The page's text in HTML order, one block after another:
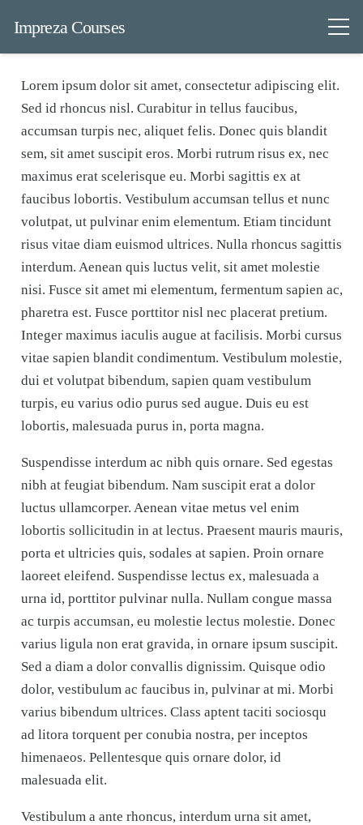
Impreza Courses
Lorem ipsum dolor sit amet, consectetur adipiscing elit.
Sed id rhoncus nisl. Curabitur in tellus faucibus,
accumsan turpis nec, aliquet felis. Donec quis blandit
sem, sit amet suscipit eros. Morbi rutrum risus ex, nec
maximus erat scelerisque eu. Morbi sagittis ex at
faucibus lobortis. Vestibulum accumsan tellus et nunc
volutpat, ut pulvinar enim elementum. Etiam tincidunt
risus vitae diam euismod ultrices. Nulla rhoncus sagittis
interdum. Aenean quis luctus velit, sit amet molestie
nisi. Fusce sit amet mi elementum, fermentum sapien ac,
pharetra est. Fusce porttitor nisl nec placerat pretium.
Integer maximus iaculis augue at facilisis. Morbi cursus
vitae sapien blandit condimentum. Vestibulum molestie,
dui et volutpat bibendum, sapien quam vestibulum
turpis, eu varius odio purus sed augue. Duis eu est
lobortis, malesuada purus in, porta magna.
Suspendisse interdum ac nibh quis ornare. Sed egestas
nibh at feugiat bibendum. Nam suscipit erat a dolor
luctus ullamcorper. Aenean vitae metus vel enim
lobortis sollicitudin in at lectus. Praesent mauris mauris,
porta et ultricies quis, sodales at sapien. Proin ornare
laoreet eleifend. Suspendisse lectus ex, malesuada a
urna id, porttitor pulvinar nulla. Nullam congue massa
ac turpis accumsan, eu molestie lectus molestie. Donec
varius ligula non erat gravida, in ornare ipsum suscipit.
Sed a diam a dolor convallis dignissim. Quisque odio
dolor, vestibulum ac faucibus in, pulvinar at mi. Morbi
varius bibendum ultrices. Class aptent taciti sociosqu
ad litora torquent per conubia nostra, per inceptos
himenaeos. Pellentesque quis ornare dolor, id
malesuada elit.
Vestibulum a ante rhoncus, interdum urna sit amet,